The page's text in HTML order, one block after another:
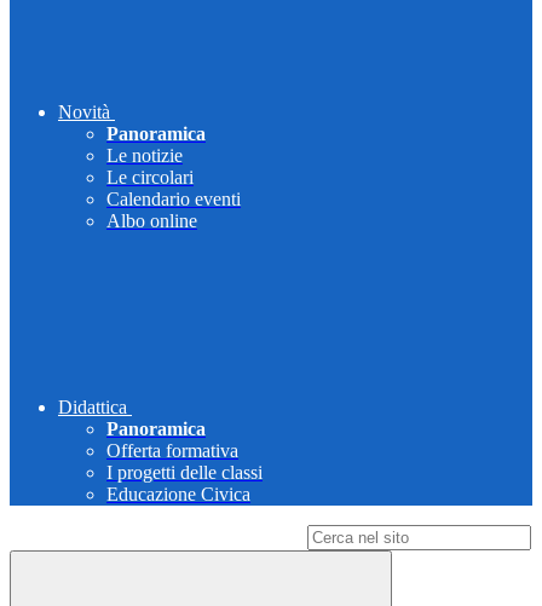
Novità
Panoramica
Le notizie
Le circolari
Calendario eventi
Albo online
Didattica
Panoramica
Offerta formativa
I progetti delle classi
Educazione Civica